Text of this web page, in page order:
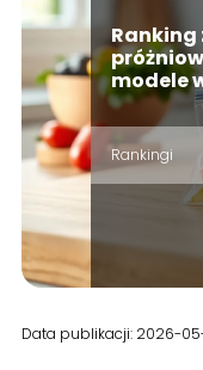
Ranking
modele
Rankingi
Data publikacji: 2026-